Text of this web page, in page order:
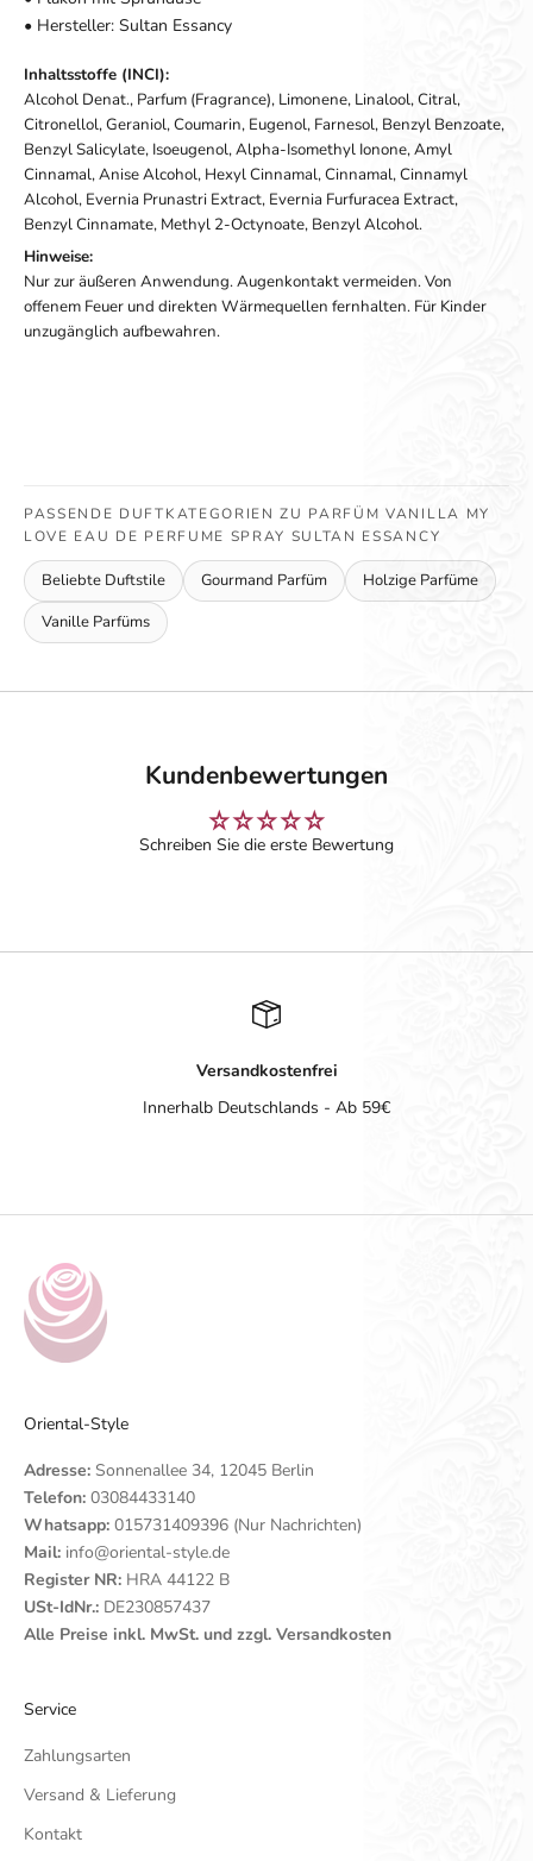
• Hersteller: Sultan Essancy
Inhaltsstoffe (INCI):
Alcohol Denat., Parfum (Fragrance), Limonene, Linalool, Citral,
Citronellol, Geraniol, Coumarin, Eugenol, Farnesol, Benzyl Benzoate,
Benzyl Salicylate, Isoeugenol, Alpha-Isomethyl Ionone, Amyl
Cinnamal, Anise Alcohol, Hexyl Cinnamal, Cinnamal, Cinnamyl
Alcohol, Evernia Prunastri Extract, Evernia Furfuracea Extract,
Benzyl Cinnamate, Methyl 2-Octynoate, Benzyl Alcohol.
Hinweise:
Nur zur äußeren Anwendung. Augenkontakt vermeiden. Von
offenem Feuer und direkten Wärmequellen fernhalten. Für Kinder
unzugänglich aufbewahren.
PASSENDE DUFTKATEGORIEN ZU PARFÜM VANILLA MY
LOVE EAU DE PERFUME SPRAY SULTAN ESSANCY
Beliebte Duftstile Gourmand Parfüm
Holzige Parfüme
Vanille Parfüms
Kundenbewertungen
Schreiben Sie die erste Bewertung
Versandkostenfrei
Innerhalb Deutschlands - Ab 59€
Oriental-Style
Adresse: Sonnenallee 34, 12045 Berlin
Telefon: 03084433140
Whatsapp: 015731409396 (Nur Nachrichten)
Mail: info@oriental-style.de
Register NR: HRA 44122 B
USt-IdNr.: DE230857437
Alle Preise inkl. MwSt. und zzgl. Versandkosten
Service
Zahlungsarten
Versand & Lieferung
Kontakt